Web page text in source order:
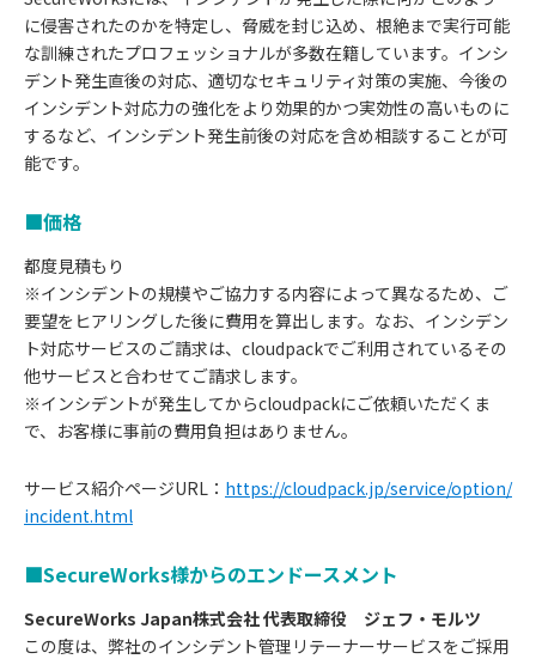
に侵害されたのかを特定し、脅威を封じ込め、根絶まで実行可能
な訓練されたプロフェッショナルが多数在籍しています。インシ
デント発生直後の対応、適切なセキュリティ対策の実施、今後の
インシデント対応力の強化をより効果的かつ実効性の高いものに
するなど、インシデント発生前後の対応を含め相談することが可
能です。
■価格
都度見積もり
※インシデントの規模やご協力する内容によって異なるため、ご
要望をヒアリングした後に費用を算出します。なお、インシデン
ト対応サービスのご請求は、cloudpackでご利用されているその
他サービスと合わせてご請求します。
※インシデントが発生してからcloudpackにご依頼いただくま
で、お客様に事前の費用負担はありません。
サービス紹介ページURL： https://cloudpack.jp/service/option/
incident.html
■SecureWorks様からのエンドースメント
SecureWorks Japan株式会社 代表取締役 ジェフ・モルツ
この度は、弊社のインシデント管理リテーナーサービスをご採用